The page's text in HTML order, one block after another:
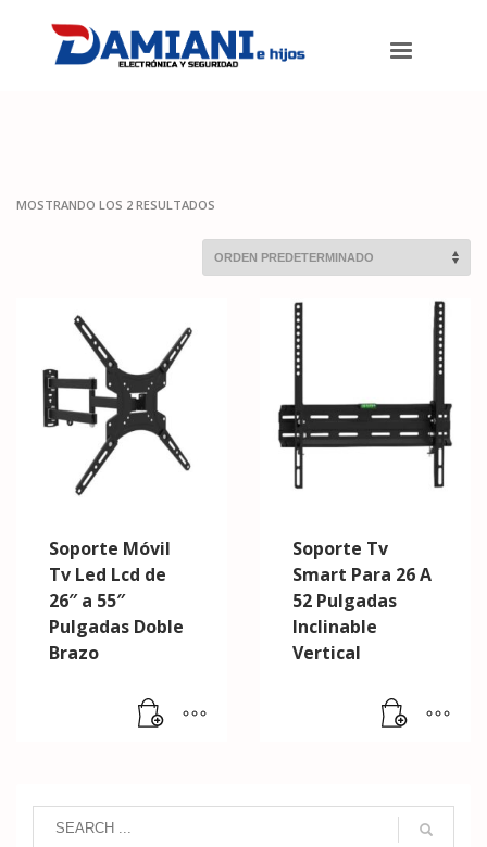
MOSTRANDO LOS 2 RESULTADOS
Soporte Móvil
Tv Led Lcd de
26″ a 55″
Pulgadas Doble
Brazo
Soporte Tv
Smart Para 26 A
52 Pulgadas
Inclinable
Vertical